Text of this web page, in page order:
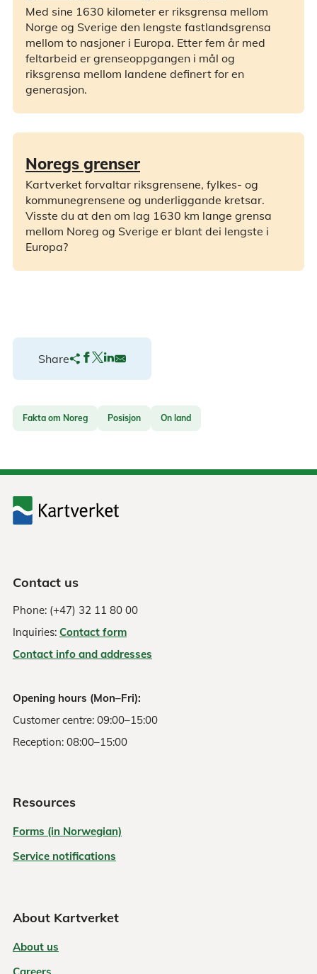
Med sine 1630 kilometer er riksgrensa mellom
Norge og Sverige den lengste fastlandsgrensa
mellom to nasjoner i Europa. Etter fem år med
feltarbeid er grenseoppgangen i mål og
riksgrensa mellom landene definert for en
generasjon.
Noregs grenser
Kartverket forvaltar riksgrensene, fylkes- og
kommunegrensene og underliggande kretsar.
Visste du at den om lag 1630 km lange grensa
mellom Noreg og Sverige er blant dei lengste i
Europa?
Share
Fakta om Noreg Posisjon On land
Contact us
Phone: (+47) 32 11 80 00
Inquiries: Contact form
Contact info and addresses
Opening hours (Mon–Fri):
Customer centre: 09:00–15:00
Reception: 08:00–15:00
Resources
Forms (in Norwegian)
Service notifications
About Kartverket
About us